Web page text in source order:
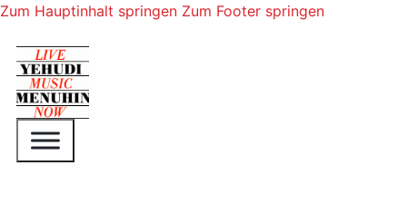
Zum Hauptinhalt springen Zum Footer springen